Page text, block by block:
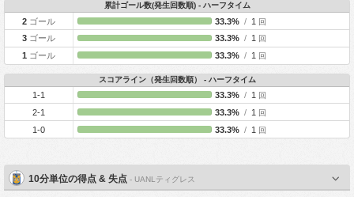
累計ゴール数(発生回数順) - ハーフタイム
2 ゴール 33.3% /1 回
3 ゴール 33.3% /1 回
1 ゴール 33.3% /1 回
スコアライン（発生回数順） - ハーフタイム
1-1 33.3% /1 回
2-1 33.3% /1 回
1-0 33.3% /1 回
10分単位の得点 & 失点- UANLティグレス